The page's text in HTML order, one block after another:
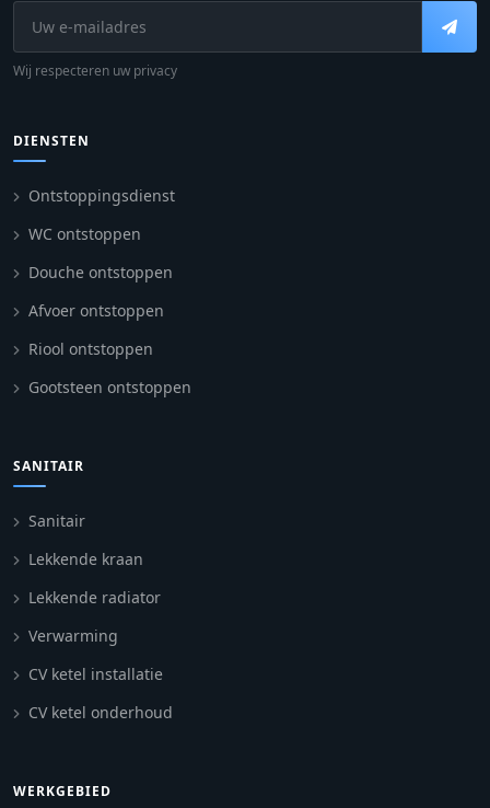
Wij respecteren uw privacy
DIENSTEN
Ontstoppingsdienst
WC ontstoppen
Douche ontstoppen
Afvoer ontstoppen
Riool ontstoppen
Gootsteen ontstoppen
SANITAIR
Sanitair
Lekkende kraan
Lekkende radiator
Verwarming
CV ketel installatie
CV ketel onderhoud
WERKGEBIED